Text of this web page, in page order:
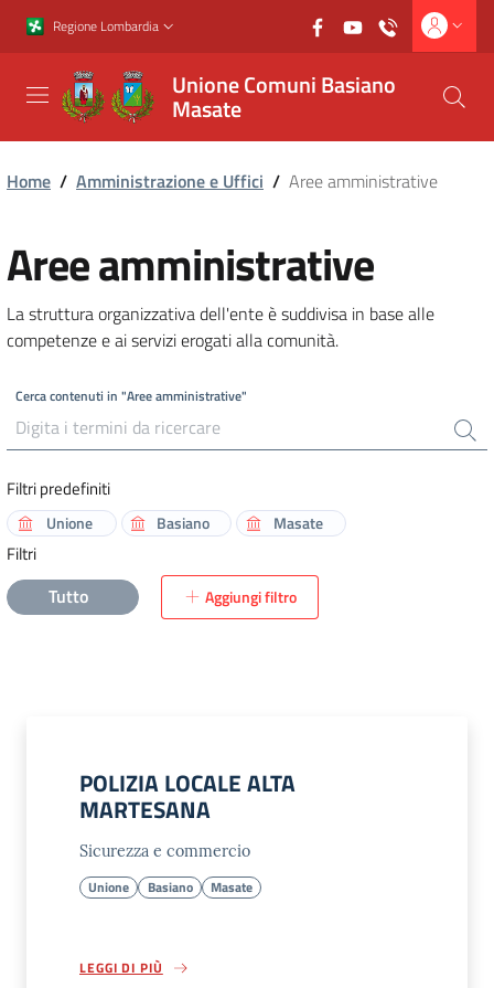
Vai al contenuto principale
Vai al footer
Regione Lombardia
Unione Comuni Basiano
Masate
Home / Amministrazione e Uffici / Aree amministrative
Aree amministrative
La struttura organizzativa dell'ente è suddivisa in base alle
competenze e ai servizi erogati alla comunità.
Cerca contenuti in "Aree amministrative"
Filtri predefiniti
Unione Basiano Masate
Filtri
Tutto Aggiungi filtro
POLIZIA LOCALE ALTA
MARTESANA
Sicurezza e commercio
Unione Basiano Masate
LEGGI DI PIÙ